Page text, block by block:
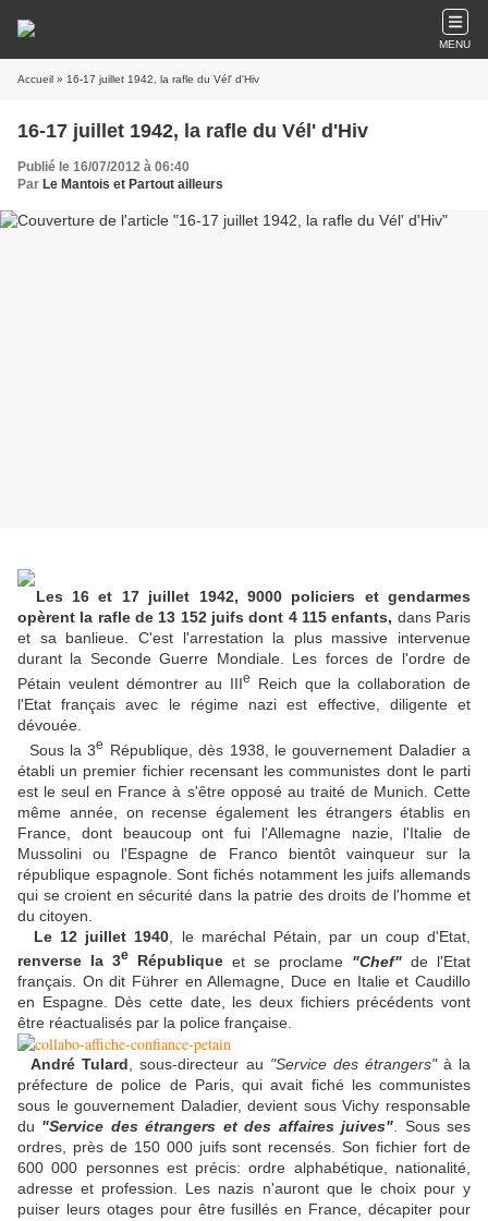
MENU
Accueil » 16-17 juillet 1942, la rafle du Vél' d'Hiv
16-17 juillet 1942, la rafle du Vél' d'Hiv
Publié le 16/07/2012 à 06:40
Par Le Mantois et Partout ailleurs
Les 16 et 17 juillet 1942, 9000 policiers et gendarmes
opèrent la rafle de 13 152 juifs dont 4 115 enfants, dans Paris
et sa banlieue. C'est l'arrestation la plus massive intervenue
durant la Seconde Guerre Mondiale. Les forces de l'ordre de
Pétain veulent démontrer au IIIe
Reich que la collaboration de
l'Etat français avec le régime nazi est effective, diligente et
dévouée.
Sous la 3e
République, dès 1938, le gouvernement Daladier a
établi un premier fichier recensant les communistes dont le parti
est le seul en France à s'être opposé au traité de Munich. Cette
même année, on recense également les étrangers établis en
France, dont beaucoup ont fui l'Allemagne nazie, l'Italie de
Mussolini ou l'Espagne de Franco bientôt vainqueur sur la
république espagnole. Sont fichés notamment les juifs allemands
qui se croient en sécurité dans la patrie des droits de l'homme et
du citoyen.
Le 12 juillet 1940 , le maréchal Pétain, par un coup d'Etat,
renverse la 3e République et se proclame "Chef" de l'Etat
français. On dit Führer en Allemagne, Duce en Italie et Caudillo
en Espagne. Dès cette date, les deux fichiers précédents vont
être réactualisés par la police française.
André Tulard , sous-directeur au "Service des étrangers"à la
préfecture de police de Paris, qui avait fiché les communistes
sous le gouvernement Daladier, devient sous Vichy responsable
du "Service des étrangers et des affaires juives" . Sous ses
ordres, près de 150 000 juifs sont recensés. Son fichier fort de
600 000 personnes est précis: ordre alphabétique, nationalité,
adresse et profession. Les nazis n'auront que le choix pour y
puiser leurs otages pour être fusillés en France, décapiter pour